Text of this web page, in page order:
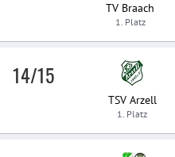
TV Braach
1. Platz
14/15
TSV Arzell
1. Platz